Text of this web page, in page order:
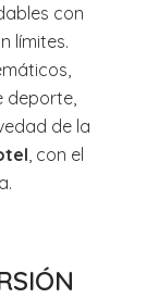
con
límites.
deporte,
de la
, con el